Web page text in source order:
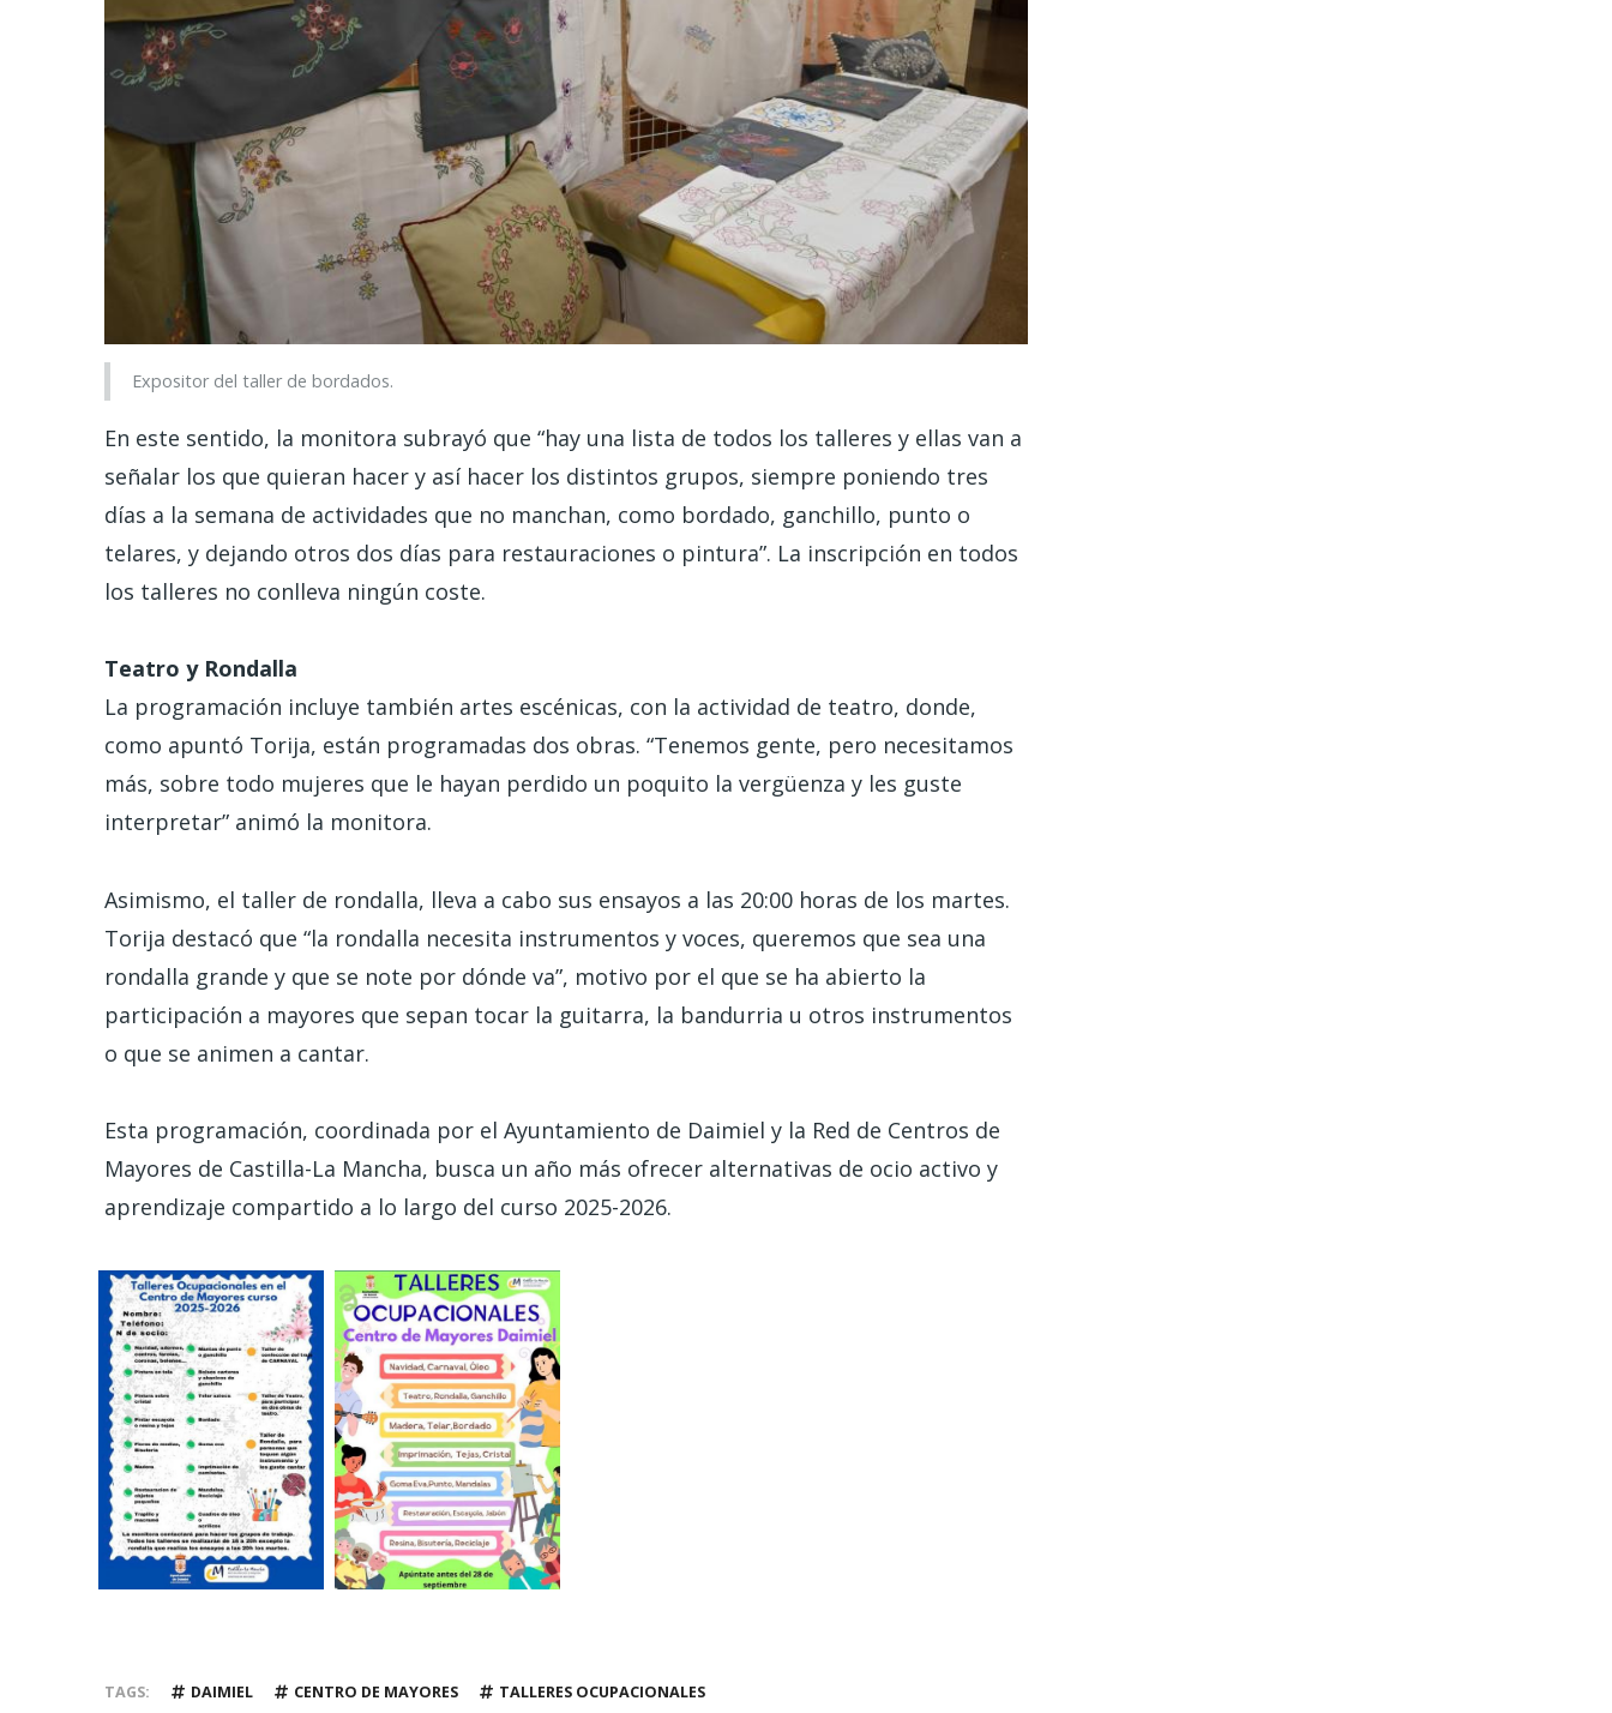
Expositor del taller de bordados.
En este sentido, la monitora subrayó que “hay una lista de todos los talleres y ellas van a
señalar los que quieran hacer y así hacer los distintos grupos, siempre poniendo tres
días a la semana de actividades que no manchan, como bordado, ganchillo, punto o
telares, y dejando otros dos días para restauraciones o pintura”. La inscripción en todos
los talleres no conlleva ningún coste.
Teatro y Rondalla
La programación incluye también artes escénicas, con la actividad de teatro, donde,
como apuntó Torija, están programadas dos obras. “Tenemos gente, pero necesitamos
más, sobre todo mujeres que le hayan perdido un poquito la vergüenza y les guste
interpretar” animó la monitora.
Asimismo, el taller de rondalla, lleva a cabo sus ensayos a las 20:00 horas de los martes.
Torija destacó que “la rondalla necesita instrumentos y voces, queremos que sea una
rondalla grande y que se note por dónde va”, motivo por el que se ha abierto la
participación a mayores que sepan tocar la guitarra, la bandurria u otros instrumentos
o que se animen a cantar.
Esta programación, coordinada por el Ayuntamiento de Daimiel y la Red de Centros de
Mayores de Castilla-La Mancha, busca un año más ofrecer alternativas de ocio activo y
aprendizaje compartido a lo largo del curso 2025-2026.
TAGS DAIMIEL CENTRO DE MAYORES TALLERES OCUPACIONALES